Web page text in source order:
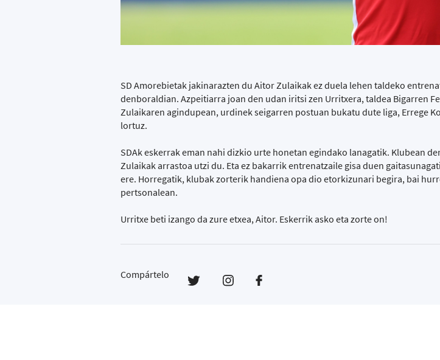
SD Amorebietak jakinarazten du Aitor Zulaikak ez duela lehen taldeko
denboraldian. Azpeitiarra joan den udan iritsi zen Urritxera, taldea Bigarren
Zulaikaren agindupean, urdinek seigarren postuan bukatu dute liga, Errege
lortuz.
SDAk eskerrak eman nahi dizkio urte honetan egindako lanagatik. Klubean
Zulaikak arrastoa utzi du. Eta ez bakarrik entrenatzaile gisa duen
ere. Horregatik, klubak zorterik handiena opa dio etorkizunari begira, bai
pertsonalean.
Urritxe beti izango da zure etxea, Aitor. Eskerrik asko eta zorte on!
Compártelo